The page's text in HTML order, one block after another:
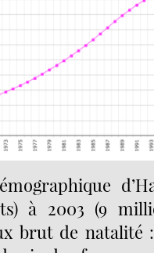
à 2003 (9
brut de natalité